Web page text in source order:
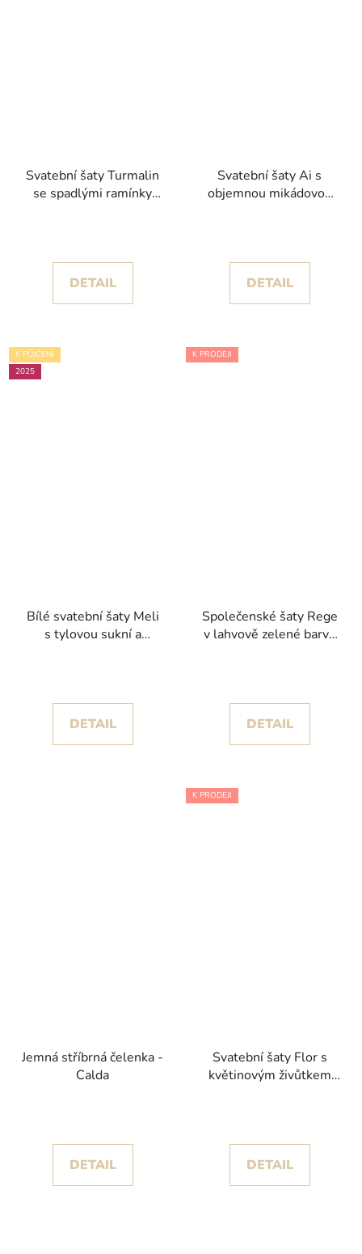
Svatební šaty Turmalin
se spadlými ramínky
DETAIL
Svatební šaty Ai s
objemnou mikádovou
DETAIL
K PŮJČENÍ
2025
Bílé svatební šaty Meli
s tylovou sukní a
DETAIL
K PRODEJI
Společenské šaty Rege
v lahvově zelené barvě
DETAIL
Jemná stříbrná čelenka -
Calda
DETAIL
K PRODEJI
Svatební šaty Flor s
květinovým živůtkem
DETAIL